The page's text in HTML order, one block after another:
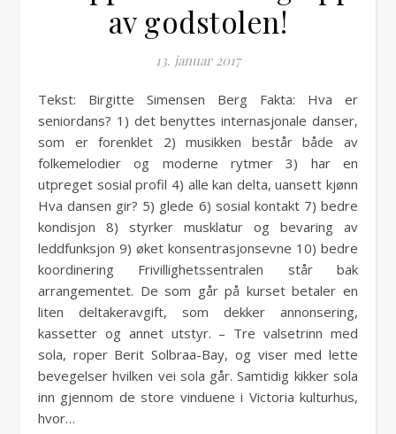
av godstolen!
13. januar 2017
Tekst: Birgitte Simensen Berg Fakta: Hva er
seniordans? 1) det benyttes internasjonale danser,
som er forenklet 2) musikken består både av
folkemelodier og moderne rytmer 3) har en
utpreget sosial profil 4) alle kan delta, uansett kjønn
Hva dansen gir? 5) glede 6) sosial kontakt 7) bedre
kondisjon 8) styrker musklatur og bevaring av
leddfunksjon 9) øket konsentrasjonsevne 10) bedre
koordinering Frivillighetssentralen står bak
arrangementet. De som går på kurset betaler en
liten deltakeravgift, som dekker annonsering,
kassetter og annet utstyr. – Tre valsetrinn med
sola, roper Berit Solbraa-Bay, og viser med lette
bevegelser hvilken vei sola går. Samtidig kikker sola
inn gjennom de store vinduene i Victoria kulturhus,
hvor…